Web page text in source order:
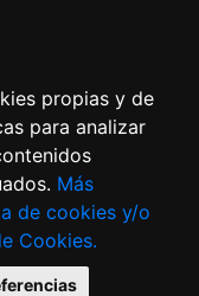
propias y de
para analizar
Más
de cookies y/o
Cookies.